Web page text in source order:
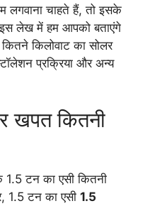
लगवाना चाहते हैं, तो इसके
इस लेख में हम आपको बताएंगे
किलोवाट का सोलर
प्रक्रिया और अन्य
खपत कितनी
टन का एसी कितनी
1.5 टन का एसी 1.5